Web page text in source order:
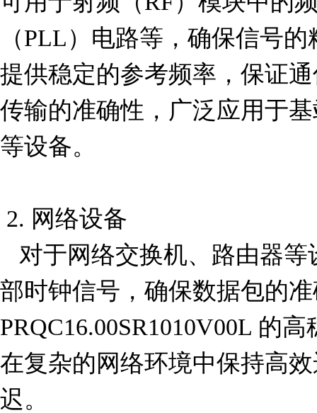
（PLL）电路等，确保信号
提供稳定的参考频率，保证
传输的准确性，广泛应用于
等设备。
部时钟信号，确保数据包的
PRQC16.00SR1010V00L 的
在复杂的网络环境中保持高
迟。